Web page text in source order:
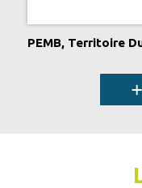
PEMB, Territoire
+